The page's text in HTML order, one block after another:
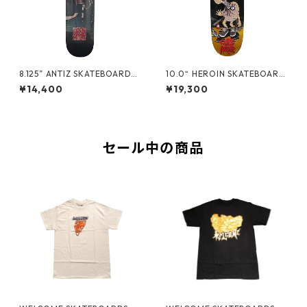
8.125” ANTIZ SKATEBOARDS
- BJARNE TJOETTA “PRO M
ODEL” -
¥14,400
10.0“ HEROIN SKATEBOARD
S - CURB KILLER 9 MERGED
-
¥19,300
セール中の商品